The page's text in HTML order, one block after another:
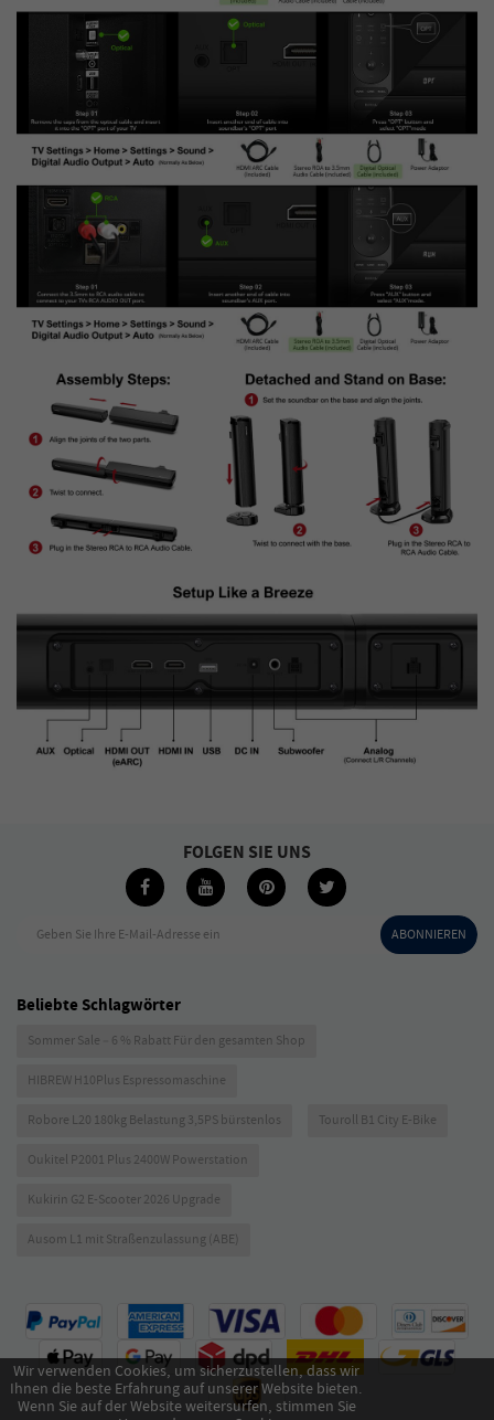
Geben Sie Ihre E-Mail-Adresse ein ABONNIEREN
FOLGEN SIE UNS
Wir verwenden Cookies, um sicherzustellen, dass wir
Ihnen die beste Erfahrung auf unserer Website bieten.
Wenn Sie auf der Website weitersurfen, stimmen Sie
Beliebte Schlagwörter
Sommer Sale – 6 % Rabatt Für den gesamten Shop
HIBREW H10Plus Espressomaschine
Robore L20 180kg Belastung 3,5PS bürstenlos Touroll B1 City E-Bike
Oukitel P2001 Plus 2400W Powerstation
Kukirin G2 E-Scooter 2026 Upgrade
Ausom L1 mit Straßenzulassung (ABE)